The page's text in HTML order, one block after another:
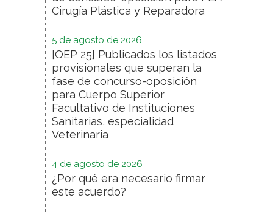
Cirugía Plástica y Reparadora
5 de agosto de 2026
[OEP 25] Publicados los listados
provisionales que superan la
fase de concurso-oposición
para Cuerpo Superior
Facultativo de Instituciones
Sanitarias, especialidad
Veterinaria
4 de agosto de 2026
¿Por qué era necesario firmar
este acuerdo?